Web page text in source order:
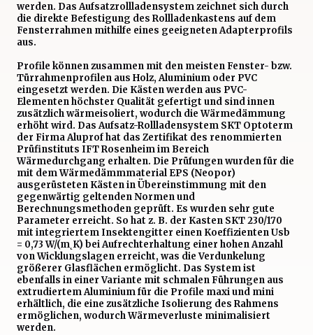
werden. Das Aufsatzrollladensystem zeichnet sich durch
die direkte Befestigung des Rollladenkastens auf dem
Fensterrahmen mithilfe eines geeigneten Adapterprofils
aus.
Profile können zusammen mit den meisten Fenster- bzw.
Türrahmenprofilen aus Holz, Aluminium oder PVC
eingesetzt werden. Die Kästen werden aus PVC-
Elementen höchster Qualität gefertigt und sind innen
zusätzlich wärmeisoliert, wodurch die Wärmedämmung
erhöht wird. Das Aufsatz-Rollladensystem SKT Optoterm
der Firma Aluprof hat das Zertifikat des renommierten
Prüfinstituts IFT Rosenheim im Bereich
Wärmedurchgang erhalten. Die Prüfungen wurden für die
mit dem Wärmedämmmaterial EPS (Neopor)
ausgerüsteten Kästen in Übereinstimmung mit den
gegenwärtig geltenden Normen und
Berechnungsmethoden geprüft. Es wurden sehr gute
Parameter erreicht. So hat z. B. der Kasten SKT 230/170
mit integriertem Insektengitter einen Koeffizienten Usb
= 0,73 W/(m˛K) bei Aufrechterhaltung einer hohen Anzahl
von Wicklungslagen erreicht, was die Verdunkelung
größerer Glasflächen ermöglicht. Das System ist
ebenfalls in einer Variante mit schmalen Führungen aus
extrudiertem Aluminium für die Profile maxi und mini
erhältlich, die eine zusätzliche Isolierung des Rahmens
ermöglichen, wodurch Wärmeverluste minimalisiert
werden.